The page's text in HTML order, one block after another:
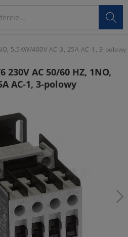

5.5KW/400V AC-3, 25A AC-1, 3-polowy
230V AC 50/60 HZ, 1NO,
AC-1, 3-polowy